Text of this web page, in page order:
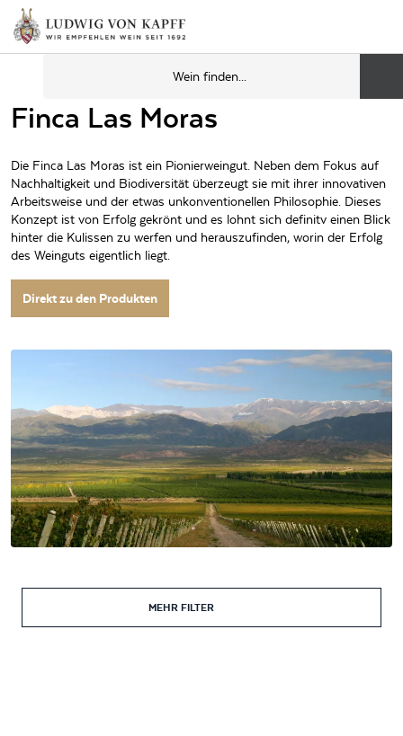
Finca Las Moras
Die Finca Las Moras ist ein Pionierweingut. Neben dem Fokus auf
Nachhaltigkeit und Biodiversität überzeugt sie mit ihrer innovativen
Arbeitsweise und der etwas unkonventionellen Philosophie. Dieses
Konzept ist von Erfolg gekrönt und es lohnt sich definitv einen Blick
hinter die Kulissen zu werfen und herauszufinden, worin der Erfolg
des Weinguts eigentlich liegt.
Direkt zu den Produkten
MEHR FILTER